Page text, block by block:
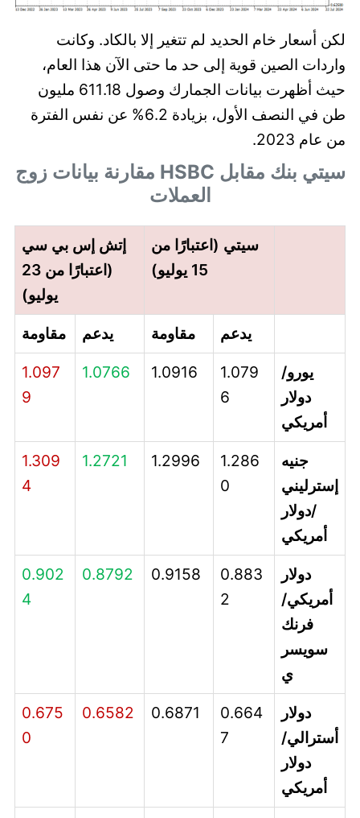
لكن أسعار خام الحديد لم تتغير إلا بالكاد. وكانت
واردات الصين قوية إلى حد ما حتى الآن هذا العام،
حيث أظهرت بيانات الجمارك وصول 611.18 مليون
طن في النصف الأول، بزيادة 6.2% عن نفس الفترة
من عام 2023.
سيتي بنك مقابل HSBC مقارنة بيانات زوج
العملات
سيتي (اعتبارًا من
15 يوليو)
إتش إس بي سي
(اعتبارًا من 23
يوليو)
يدعم
مقاومة يدعم
مقاومة
يورو/
دولار
أمريكي
1.079
6
1.0916
1.0766
1.097
9
جنيه
إسترليني
/دولار
أمريكي
1.286
0
1.2996
1.2721
1.309
4
دولار
أمريكي/
فرنك
سويسر
ي
0.883
2
0.9158
0.8792
0.902
4
دولار
أسترالي/
دولار
أمريكي
0.664
7
0.6871
0.6582
0.675
0